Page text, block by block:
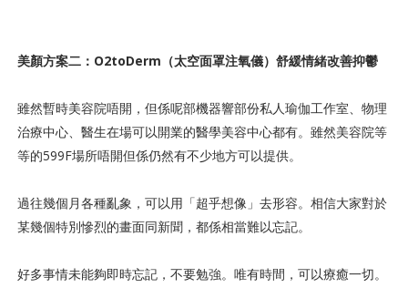
美顏方案二：O2toDerm（太空面罩注氧儀）舒緩情緒改善抑鬱
雖然暫時美容院唔開，但係呢部機器響部份私人瑜伽工作室、物理
治療中心、醫生在場可以開業的醫學美容中心都有。雖然美容院等
等的599F場所唔開但係仍然有不少地方可以提供。
過往幾個月各種亂象，可以用「超乎想像」去形容。相信大家對於
某幾個特別慘烈的畫面同新聞，都係相當難以忘記。
好多事情未能夠即時忘記，不要勉強。唯有時間，可以療癒一切。